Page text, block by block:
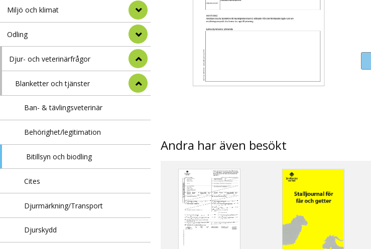
Miljö och klimat
Odling
Djur- och veterinärfrågor
Blanketter och tjänster
Ban- & tävlingsveterinär
Behörighet/legitimation
Bitillsyn och biodling
Cites
Djurmärkning/Transport
Djurskydd
Andra har även besökt